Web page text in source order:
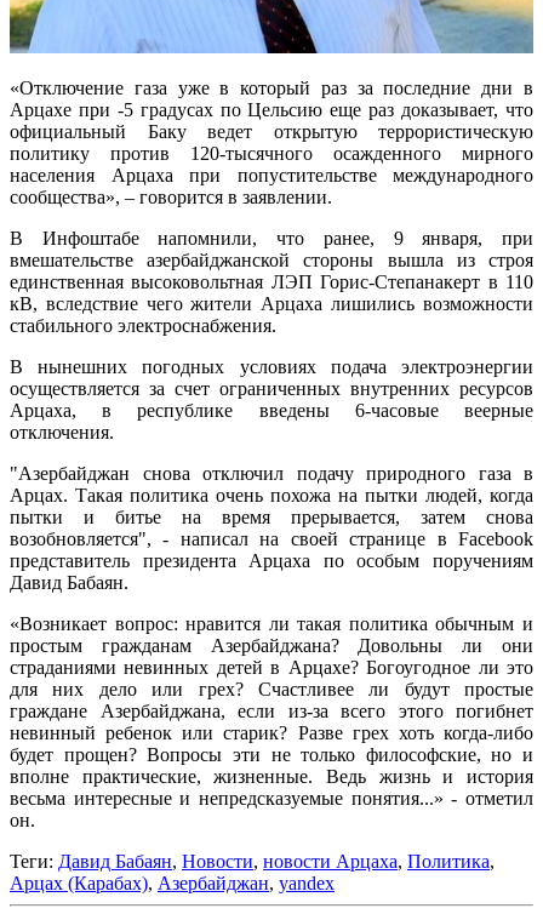
«Отключение газа уже в который раз за последние дни в
Арцахе при -5 градусах по Цельсию еще раз доказывает, что
официальный Баку ведет открытую террористическую
политику против 120-тысячного осажденного мирного
населения Арцаха при попустительстве международного
сообщества», – говорится в заявлении.
В Инфоштабе напомнили, что ранее, 9 января, при
вмешательстве азербайджанской стороны вышла из строя
единственная высоковольтная ЛЭП Горис-Степанакерт в 110
кВ, вследствие чего жители Арцаха лишились возможности
стабильного электроснабжения.
В нынешних погодных условиях подача электроэнергии
осуществляется за счет ограниченных внутренних ресурсов
Арцаха, в республике введены 6-часовые веерные
отключения.
"Азербайджан снова отключил подачу природного газа в
Арцах. Такая политика очень похожа на пытки людей, когда
пытки и битье на время прерывается, затем снова
возобновляется", - написал на своей странице в Facebook
представитель президента Арцаха по особым поручениям
Давид Бабаян.
«Возникает вопрос: нравится ли такая политика обычным и
простым гражданам Азербайджана? Довольны ли они
страданиями невинных детей в Арцахе? Богоугодное ли это
для них дело или грех? Счастливее ли будут простые
граждане Азербайджана, если из-за всего этого погибнет
невинный ребенок или старик? Разве грех хоть когда-либо
будет прощен? Вопросы эти не только философские, но и
вполне практические, жизненные. Ведь жизнь и история
весьма интересные и непредсказуемые понятия...» - отметил
он.
Теги: Давид Бабаян, Новости, новости Арцаха, Политика,
Арцах (Карабах), Азербайджан, yandex